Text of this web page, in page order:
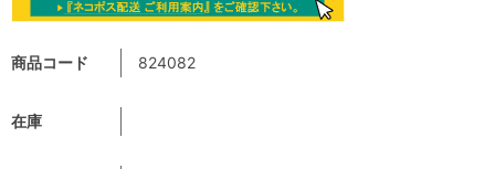
商品コード 824082
在庫